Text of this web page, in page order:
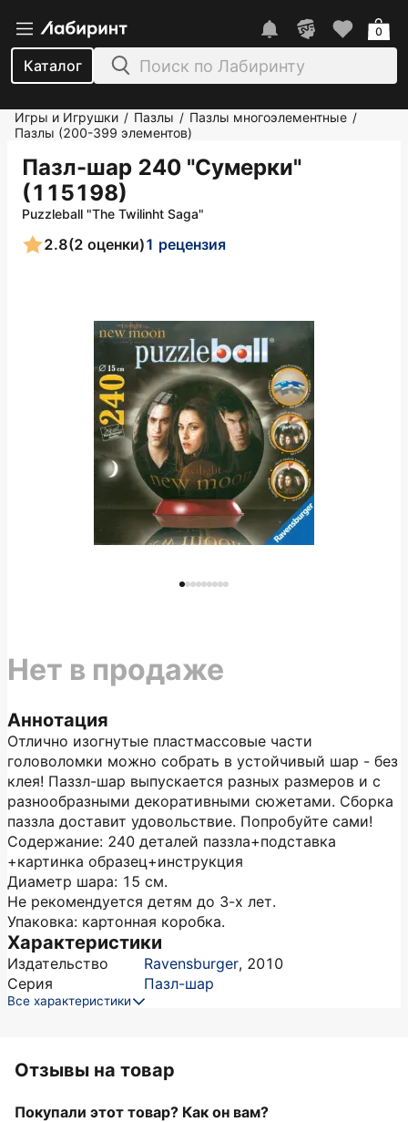
Каталог
0
Игры и Игрушки / Пазлы / Пазлы многоэлементные /
Пазлы (200-399 элементов)
Пазл-шар 240 "Сумерки"
(115198)
Puzzleball "The Twilinht Saga"
2.8(2 оценки)1 рецензия
Аннотация
Отлично изогнутые пластмассовые части
головоломки можно собрать в устойчивый шар - без
клея! Паззл-шар выпускается разных размеров и с
разнообразными декоративными сюжетами. Сборка
паззла доставит удовольствие. Попробуйте сами!
Содержание: 240 деталей паззла+подставка
+картинка образец+инструкция
Диаметр шара: 15 см.
Не рекомендуется детям до 3-х лет.
Упаковка: картонная коробка.
Характеристики
Издательство Ravensburger, 2010
Серия
Пазл-шар
Все характеристики
Нет в продаже
Отзывы на товар
Покупали этот товар? Как он вам?